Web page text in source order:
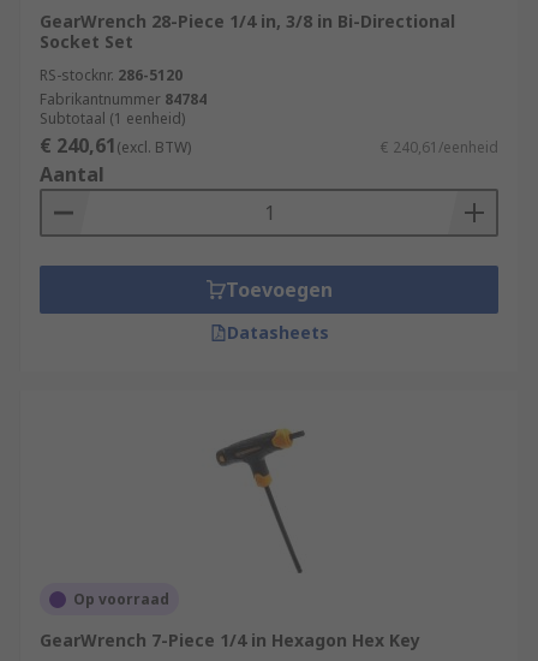
GearWrench 28-Piece 1/4 in, 3/8 in Bi-Directional
Socket Set
RS-stocknr. 286-5120
Fabrikantnummer 84784
Subtotaal (1 eenheid)
€ 240,61(excl. BTW) € 240,61/eenheid
Aantal
Toevoegen
Datasheets
Op voorraad
GearWrench 7-Piece 1/4 in Hexagon Hex Key